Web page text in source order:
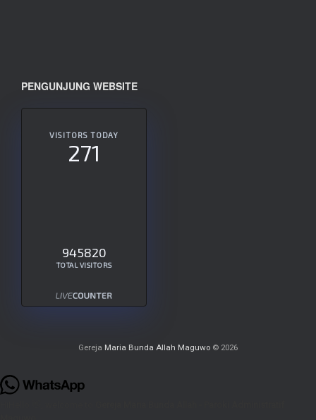
PENGUNJUNG WEBSITE
VISITORS TODAY
271
945820
TOTAL VISITORS
Gereja Maria Bunda Allah Maguwo © 2026